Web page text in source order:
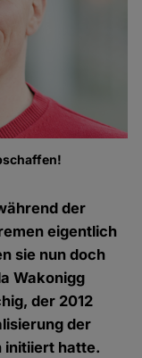
der
eigentlich
sie nun doch
Wakonigg
der 2012
der
initiiert hatte.